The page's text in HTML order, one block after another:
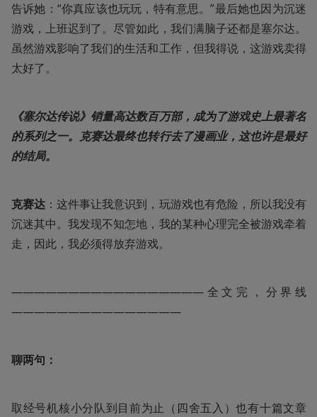
告诉她：“你真应该也玩玩，特有意思。”最后她也因为沉迷
游戏，上班迟到了。尽管如此，我们满脑子还都是塞尔达。
虽然游戏影响了我们的生活和工作，但我得说，这游戏卖得
太好了。
《塞尔达传说》销量高达数百万部，成为了游戏史上最著名
的系列之一。克赛达最终也转行去了漫画业，这也许是最好
的结局。
克赛达 ：这件事让我意识到，玩游戏也有危险，所以我没有
沉迷其中。我发现不知怎地，我的某种心理完全被游戏牵着
走，因此，我必须得放弃游戏。
—————————————————全文完，分界线
———————————————
聊两句：
取经号机核小分队到目前为止（四舍五入）也有十篇文章